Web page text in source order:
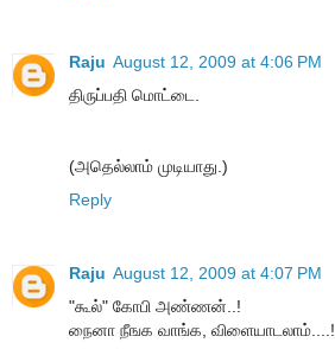
Raju August 12, 2009 at 4:06 PM
திருப்பதி மொட்டை.
(அதெல்லாம் முடியாது.)
Reply
Raju August 12, 2009 at 4:07 PM
"கூல்" கோபி அண்ணன்..!
நைனா நீஙக வாங்க, விளையாடலாம்....!